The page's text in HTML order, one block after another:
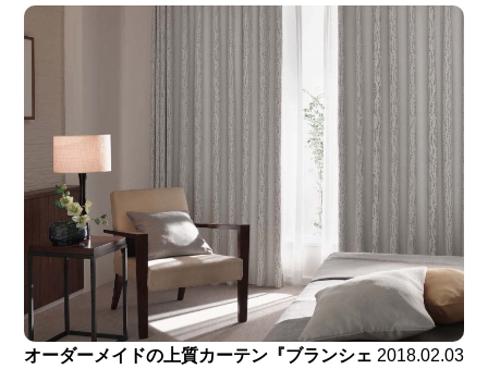
オーダーメイドの上質カーテン『ブランシェ 2018.02.03